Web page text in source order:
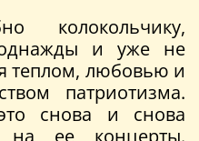
колокольчику,
и уже не
теплом, любовью и
патриотизма.
снова и снова
на ее концерты.